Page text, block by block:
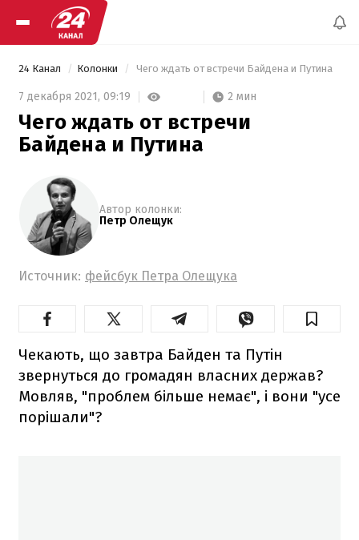
24 Канал Колонки Чего ждать от встречи Байдена и Путина
7 декабря 2021, 09:19 2 мин
Чего ждать от встречи
Байдена и Путина
Автор колонки:
Петр Олещук
Источник: фейсбук Петра Олещука
Чекають, що завтра Байден та Путін
звернуться до громадян власних держав?
Мовляв, "проблем більше немає", і вони "усе
порішали"?